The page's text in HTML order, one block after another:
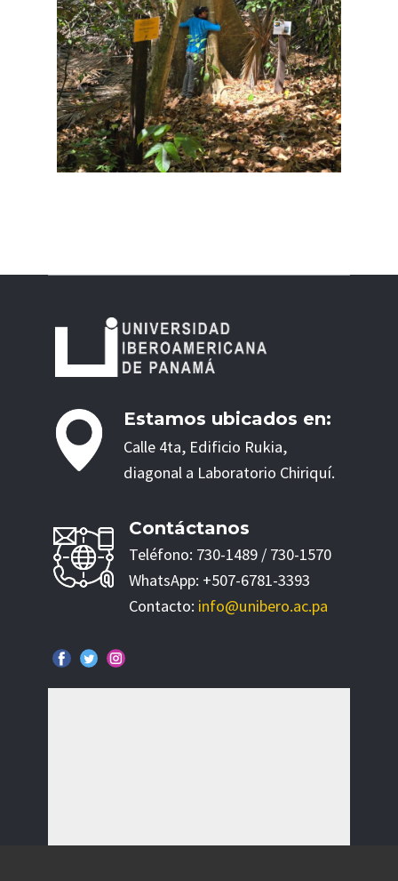
Estamos ubicados en:
Calle 4ta, Edificio Rukia,
diagonal a Laboratorio Chiriquí.
Contáctanos
Teléfono: 730-1489 / 730-1570
WhatsApp: +507-6781-3393
Contacto: info@unibero.ac.pa